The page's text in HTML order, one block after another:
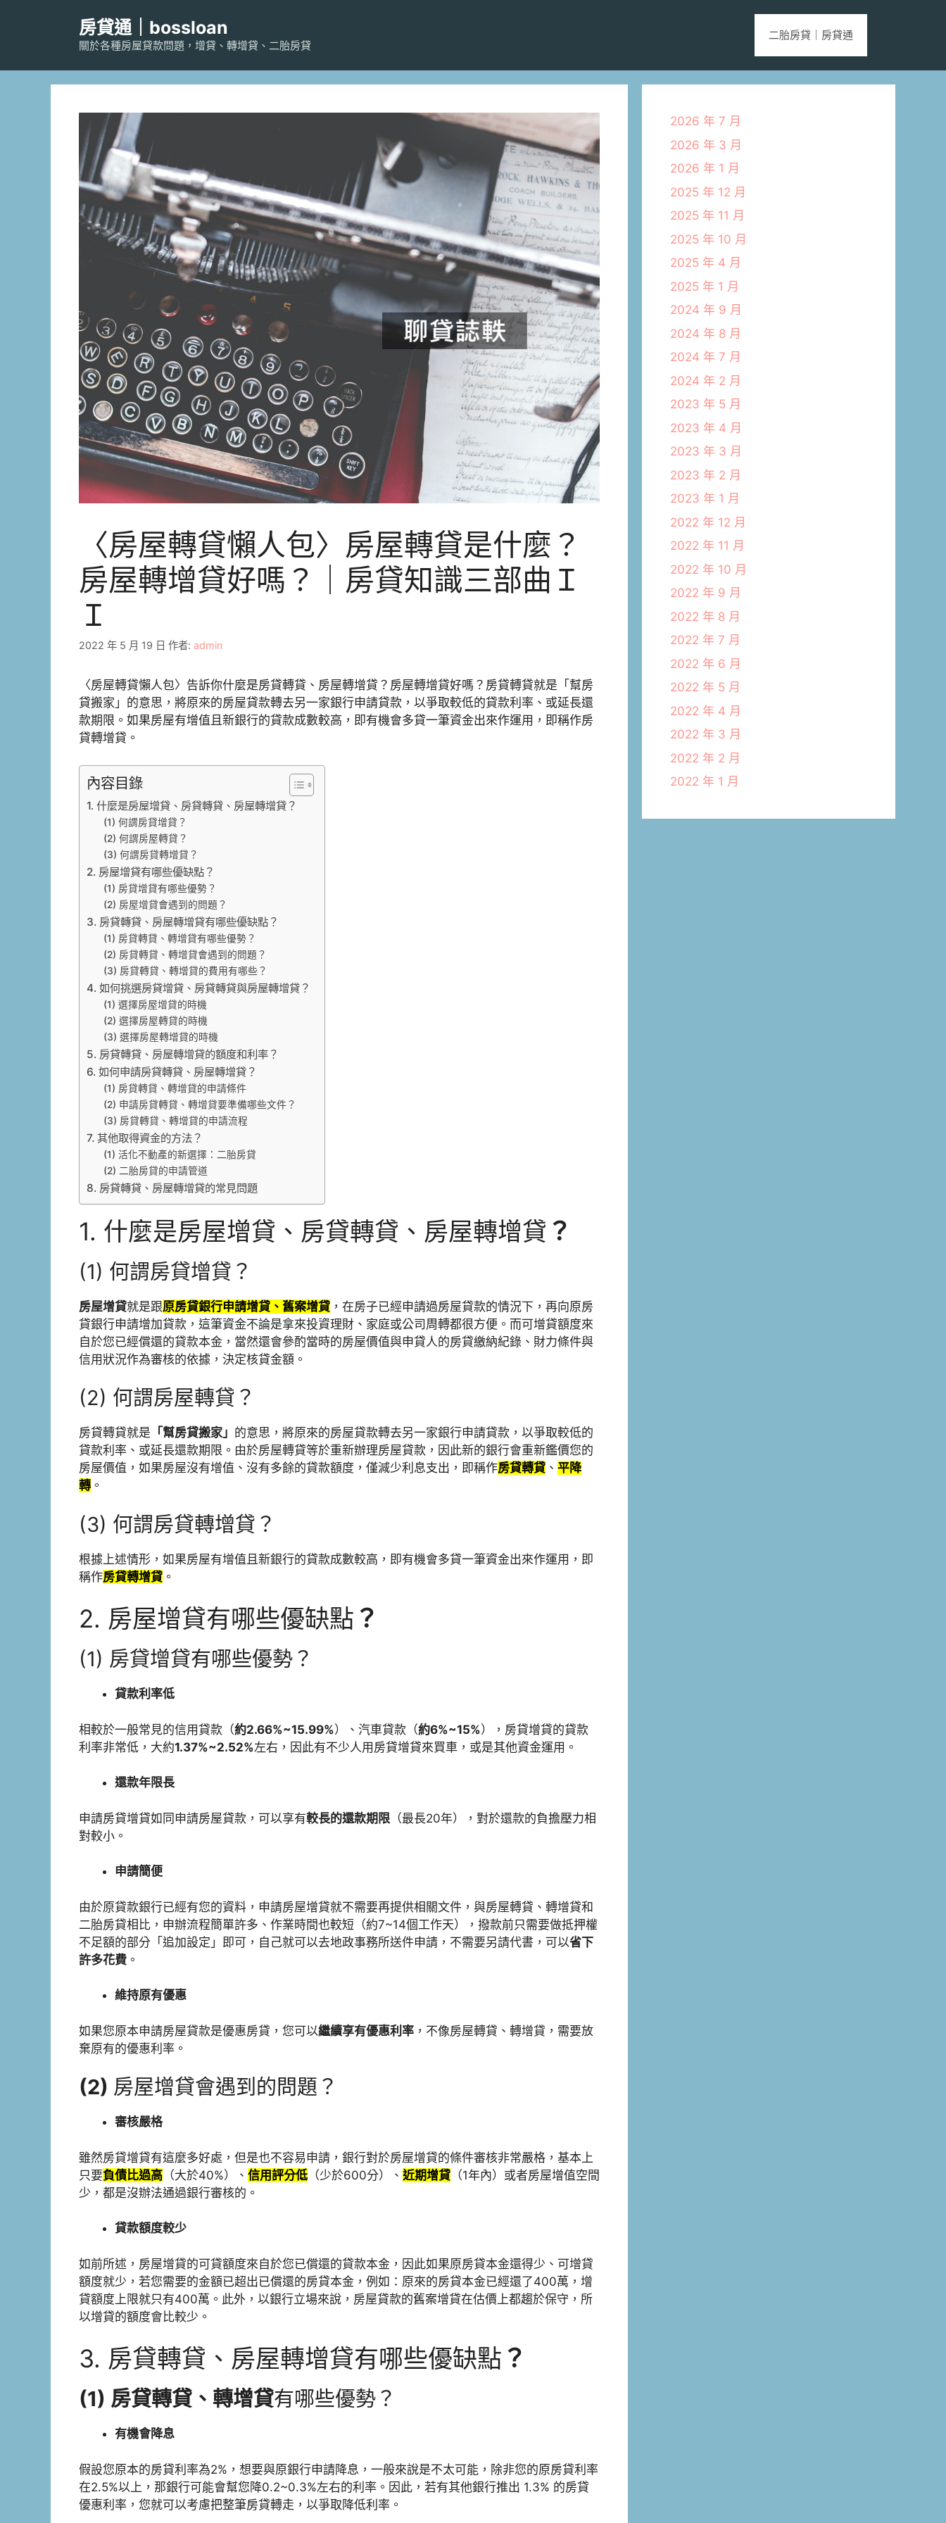
房貸通｜bossloan
關於各種房屋貸款問題，增貸、轉增貸、二胎房貸
二胎房貸｜房貸通
〈房屋轉貸懶人包〉房屋轉貸是什麼？
房屋轉增貸好嗎？｜房貸知識三部曲Ｉ
Ｉ
2022 年 5 月 19 日 作者: admin
〈房屋轉貸懶人包〉告訴你什麼是房貸轉貸、房屋轉增貸？房屋轉增貸好嗎？房貸轉貸就是「幫房
貸搬家」的意思，將原來的房屋貸款轉去另一家銀行申請貸款，以爭取較低的貸款利率、或延長還
款期限。如果房屋有增值且新銀行的貸款成數較高，即有機會多貸一筆資金出來作運用，即稱作房
貸轉增貸。
內容目錄
1. 什麼是房屋增貸、房貸轉貸、房屋轉增貸？
(1) 何謂房貸增貸？
(2) 何謂房屋轉貸？
(3) 何謂房貸轉增貸？
2. 房屋增貸有哪些優缺點？
(1) 房貸增貸有哪些優勢？
(2) 房屋增貸會遇到的問題？
3. 房貸轉貸、房屋轉增貸有哪些優缺點？
(1) 房貸轉貸、轉增貸有哪些優勢？
(2) 房貸轉貸、轉增貸會遇到的問題？
(3) 房貸轉貸、轉增貸的費用有哪些？
4. 如何挑選房貸增貸、房貸轉貸與房屋轉增貸？
(1) 選擇房屋增貸的時機
(2) 選擇房屋轉貸的時機
(3) 選擇房屋轉增貸的時機
5. 房貸轉貸、房屋轉增貸的額度和利率？
6. 如何申請房貸轉貸、房屋轉增貸？
(1) 房貸轉貸、轉增貸的申請條件
(2) 申請房貸轉貸、轉增貸要準備哪些文件？
(3) 房貸轉貸、轉增貸的申請流程
7. 其他取得資金的方法？
(1) 活化不動產的新選擇：二胎房貸
(2) 二胎房貸的申請管道
8. 房貸轉貸、房屋轉增貸的常見問題
1. 什麼是房屋增貸、房貸轉貸、房屋轉增貸 ？
(1) 何謂房貸增貸？
房屋增貸就是跟原房貸銀行申請增貸、舊案增貸 ，在房子已經申請過房屋貸款的情況下，再向原房
貸銀行申請增加貸款，這筆資金不論是拿來投資理財、家庭或公司周轉都很方便。而可增貸額度來
自於您已經償還的貸款本金，當然還會參酌當時的房屋價值與申貸人的房貸繳納紀錄、財力條件與
信用狀況作為審核的依據，決定核貸金額。
(2) 何謂房屋轉貸？
房貸轉貸就是 「幫房貸搬家」 的意思，將原來的房屋貸款轉去另一家銀行申請貸款，以爭取較低的
貸款利率、或延長還款期限。由於房屋轉貸等於重新辦理房屋貸款，因此新的銀行會重新鑑價您的
房屋價值，如果房屋沒有增值、沒有多餘的貸款額度，僅減少利息支出，即稱作房貸轉貸 、 平降
轉 。
(3) 何謂房貸轉增貸？
根據上述情形，如果房屋有增值且新銀行的貸款成數較高，即有機會多貸一筆資金出來作運用，即
稱作房貸轉增貸 。
2. 房屋增貸有哪些優缺點 ？
(1) 房貸增貸有哪些優勢？
貸款利率低
相較於一般常見的信用貸款（約2.66%~15.99%）、汽車貸款（約6%~15%），房貸增貸的貸款
利率非常低，大約1.37%~2.52%左右，因此有不少人用房貸增貸來買車，或是其他資金運用。
還款年限長
申請房貸增貸如同申請房屋貸款，可以享有較長的還款期限 （最長20年），對於還款的負擔壓力相
對較小。
申請簡便
由於原貸款銀行已經有您的資料，申請房屋增貸就不需要再提供相關文件，與房屋轉貸、轉增貸和
二胎房貸相比，申辦流程簡單許多、作業時間也較短（約7~14個工作天），撥款前只需要做抵押權
不足額的部分「追加設定」即可，自己就可以去地政事務所送件申請，不需要另請代書，可以省下
許多花費 。
維持原有優惠
如果您原本申請房屋貸款是優惠房貸，您可以繼續享有優惠利率 ，不像房屋轉貸、轉增貸，需要放
棄原有的優惠利率。
(2) 房屋增貸會遇到的問題？
審核嚴格
雖然房貸增貸有這麼多好處，但是也不容易申請，銀行對於房屋增貸的條件審核非常嚴格，基本上
只要負債比過高 （大於40%）、 信用評分低 （少於600分）、 近期增貸 （1年內）或者房屋增值空間
少，都是沒辦法通過銀行審核的。
貸款額度較少
如前所述，房屋增貸的可貸額度來自於您已償還的貸款本金，因此如果原房貸本金還得少、可增貸
額度就少，若您需要的金額已超出已償還的房貸本金，例如：原來的房貸本金已經還了400萬，增
貸額度上限就只有400萬。此外，以銀行立場來說，房屋貸款的舊案增貸在估價上都趨於保守，所
以增貸的額度會比較少。
3. 房貸轉貸、房屋轉增貸有哪些優缺點 ？
(1) 房貸轉貸、 轉增貸有哪些優勢？
有機會降息
假設您原本的房貸利率為2%，想要與原銀行申請降息，一般來說是不太可能，除非您的原房貸利率
在2.5%以上，那銀行可能會幫您降0.2~0.3%左右的利率。因此，若有其他銀行推出 1.3% 的房貸
優惠利率，您就可以考慮把整筆房貸轉走，以爭取降低利率。
2026 年 7 月
2026 年 3 月
2026 年 1 月
2025 年 12 月
2025 年 11 月
2025 年 10 月
2025 年 4 月
2025 年 1 月
2024 年 9 月
2024 年 8 月
2024 年 7 月
2024 年 2 月
2023 年 5 月
2023 年 4 月
2023 年 3 月
2023 年 2 月
2023 年 1 月
2022 年 12 月
2022 年 11 月
2022 年 10 月
2022 年 9 月
2022 年 8 月
2022 年 7 月
2022 年 6 月
2022 年 5 月
2022 年 4 月
2022 年 3 月
2022 年 2 月
2022 年 1 月